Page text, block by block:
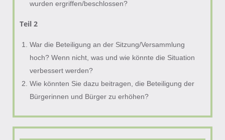
wurden ergriffen/beschlossen?
Teil 2
War die Beteiligung an der Sitzung/Versammlung
hoch? Wenn nicht, was und wie könnte die Situation
verbessert werden?
Wie könnten Sie dazu beitragen, die Beteiligung der
Bürgerinnen und Bürger zu erhöhen?